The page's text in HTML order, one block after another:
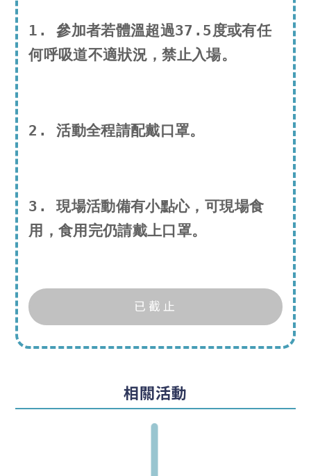
1. 參加者若體溫超過37.5度或有任
何呼吸道不適狀況，禁止入場。
2. 活動全程請配戴口罩。
3. 現場活動備有小點心，可現場食
用，食用完仍請戴上口罩。
已截止
相關活動
-
l
e
G
t
y